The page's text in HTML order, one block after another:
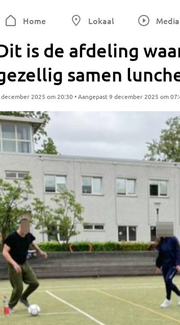
Home Lokaal Media
is de afdeling
samen
2025 om 20:30 • Aangepast 9 december 2025 om